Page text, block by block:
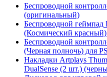
Беспроводной
(оригинальный)
Беспроводной геймпад
(Космический красный)
Беспроводной
(Черная полночь) для
Накладки Artplays
DualSense (2 шт.)